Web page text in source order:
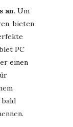
an. Um
bieten
PC
einen